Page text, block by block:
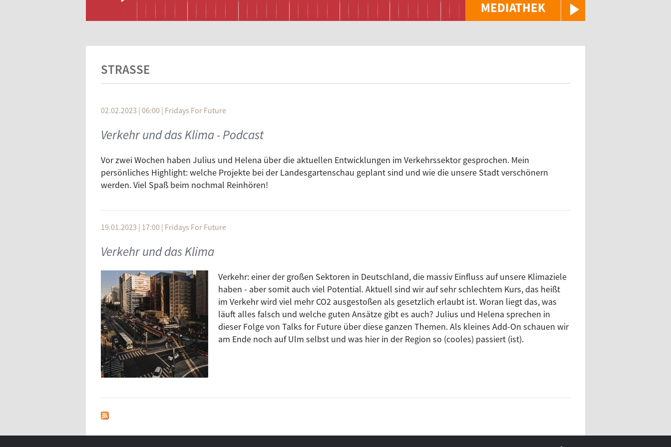
MEDIATHEK
STRASSE
02.02.2023 | 06:00 | Fridays For Future
Verkehr und das Klima - Podcast
Vor zwei Wochen haben Julius und Helena über die aktuellen Entwicklungen im Verkehrssektor gesprochen. Mein
persönliches Highlight: welche Projekte bei der Landesgartenschau geplant sind und wie die unsere Stadt verschönern
werden. Viel Spaß beim nochmal Reinhören!
19.01.2023 | 17:00 | Fridays For Future
Verkehr und das Klima
Verkehr: einer der großen Sektoren in Deutschland, die massiv Einfluss auf unsere Klimaziele
haben - aber somit auch viel Potential. Aktuell sind wir auf sehr schlechtem Kurs, das heißt
im Verkehr wird viel mehr CO2 ausgestoßen als gesetzlich erlaubt ist. Woran liegt das, was
läuft alles falsch und welche guten Ansätze gibt es auch? Julius und Helena sprechen in
dieser Folge von Talks for Future über diese ganzen Themen. Als kleines Add-On schauen wir
am Ende noch auf Ulm selbst und was hier in der Region so (cooles) passiert (ist).